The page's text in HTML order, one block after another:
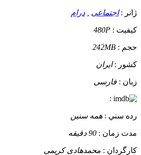
ژانر :اجتماعی درام
کيفيت : 480P
حجم : 242MB
کشور :ایران
زبان : فارسی
:
رده سني : همه سنین
مدت زمان : 90 دقیقه
کارگردان : محمدهادی کریمی